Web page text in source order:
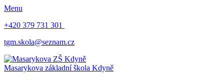
Menu
+420 379 731 301
tgm.skola@seznam.cz
Masarykova základní škola Kdyně